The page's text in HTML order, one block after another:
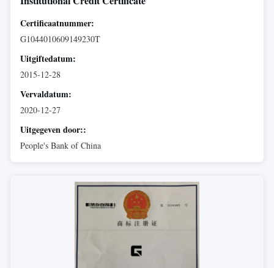
Certificaatnummer:
G1044010609149230T
Uitgiftedatum:
2015-12-28
Vervaldatum:
2020-12-27
Uitgegeven door::
People's Bank of China